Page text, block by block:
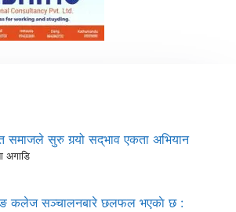
समाजले सुरु गर्‍यो सद्‌भाव एकता अभियान
अगाडि
कलेज सञ्चालनबारे छलफल भएकाे छ :